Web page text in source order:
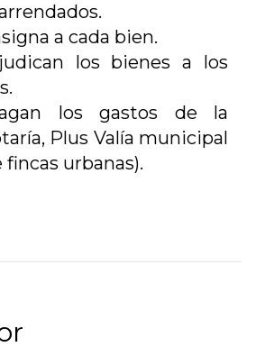
a cada bien.
los bienes a los
los gastos de la
Plus Valía municipal
fincas urbanas).